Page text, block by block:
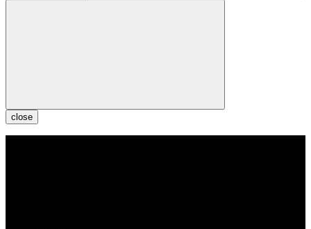
close